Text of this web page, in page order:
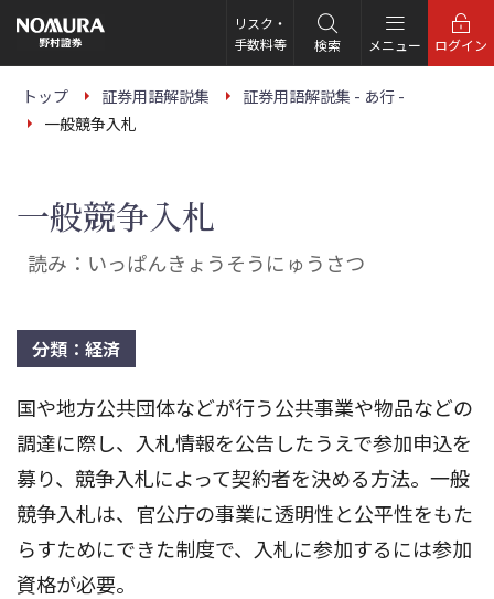
の
ー
リスク・
手数料等
検索 メニュー ログイン
トップ 証券用語解説集
証券用語解説集 - あ行 -
一般競争入札
一般競争入札
読み：いっぱんきょうそうにゅうさつ
分類：経済
国や地方公共団体などが行う公共事業や物品などの
調達に際し、入札情報を公告したうえで参加申込を
募り、競争入札によって契約者を決める方法。一般
競争入札は、官公庁の事業に透明性と公平性をもた
らすためにできた制度で、入札に参加するには参加
資格が必要。